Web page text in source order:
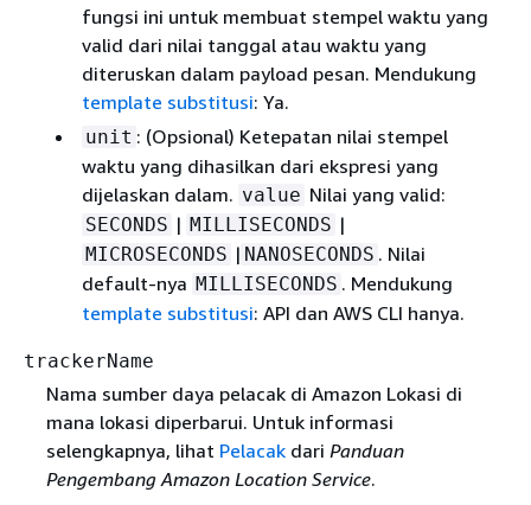
fungsi ini untuk membuat stempel waktu yang
valid dari nilai tanggal atau waktu yang
diteruskan dalam payload pesan. Mendukung
template substitusi: Ya.
unit : (Opsional) Ketepatan nilai stempel
waktu yang dihasilkan dari ekspresi yang
dijelaskan dalam. value Nilai yang valid:
SECONDS | MILLISECONDS |
MICROSECONDS | NANOSECONDS . Nilai
default-nya MILLISECONDS . Mendukung
template substitusi: API dan AWS CLI hanya.
trackerName
Nama sumber daya pelacak di Amazon Lokasi di
mana lokasi diperbarui. Untuk informasi
selengkapnya, lihat Pelacakdari Panduan
Pengembang Amazon Location Service.